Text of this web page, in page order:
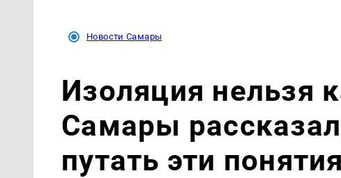
Новости Самары
Изоляция нельзя
Самары
путать эти понятия